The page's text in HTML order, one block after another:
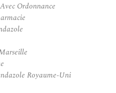
Ordonnance
Royaume-Uni